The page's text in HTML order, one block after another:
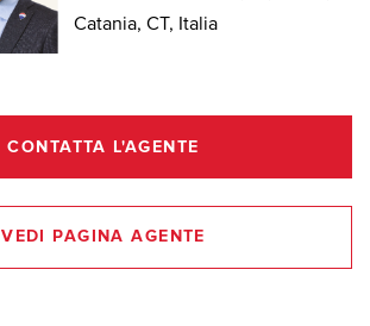
Catania, CT, Italia
CONTATTA L'AGENTE
VEDI PAGINA AGENTE